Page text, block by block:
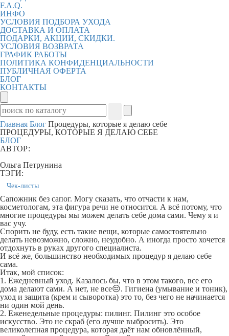
F.A.Q.
ИНФО
УСЛОВИЯ ПОДБОРА УХОДА
ДОСТАВКА И ОПЛАТА
ПОДАРКИ, АКЦИИ, СКИДКИ.
УСЛОВИЯ ВОЗВРАТА
ГРАФИК РАБОТЫ
ПОЛИТИКА КОНФИДЕНЦИАЛЬНОСТИ
ПУБЛИЧНАЯ ОФЕРТА
БЛОГ
КОНТАКТЫ
Главная Блог Процедуры, которые я делаю себе
ПРОЦЕДУРЫ, КОТОРЫЕ Я ДЕЛАЮ СЕБЕ
БЛОГ
АВТОР:
Ольга Петрунина
ТЭГИ:
Чек-листы
Сапожник без сапог. Могу сказать, что отчасти к нам,
косметологам, эта фигура речи не относится. А всё потому, что
многие процедуры мы можем делать себе дома сами. Чему я и
вас учу.
Спорить не буду, есть такие вещи, которые самостоятельно
делать невозможно, сложно, неудобно. А иногда просто хочется
отдохнуть в руках другого специалиста.
И всё же, большинство необходимых процедур я делаю себе
сама.
Итак, мой список:
1. Ежедневный уход. Казалось бы, что в этом такого, все его
дома делают сами. А нет, не все😔. Гигиена (умывание и тоник),
уход и защита (крем и сыворотка) это то, без чего не начинается
ни один мой день.
2. Еженедельные процедуры: пилинг. Пилинг это особое
искусство. Это не скраб (его лучше выбросить). Это
великолепная процедура, которая даёт нам обновлённый,